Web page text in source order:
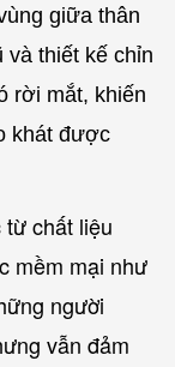
giữa thân
thiết kế chỉn
rời mắt, khiến
khát được
chất liệu
mềm mại như
người
vẫn đảm